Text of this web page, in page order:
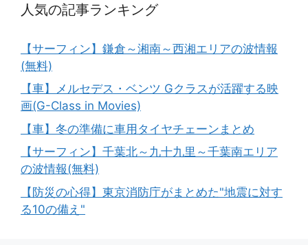
人気の記事ランキング
【サーフィン】鎌倉～湘南～西湘エリアの波情報
(無料)
【車】メルセデス・ベンツ Gクラスが活躍する映
画(G-Class in Movies)
【車】冬の準備に車用タイヤチェーンまとめ
【サーフィン】千葉北～九十九里～千葉南エリア
の波情報(無料)
【防災の心得】東京消防庁がまとめた"地震に対す
る10の備え"